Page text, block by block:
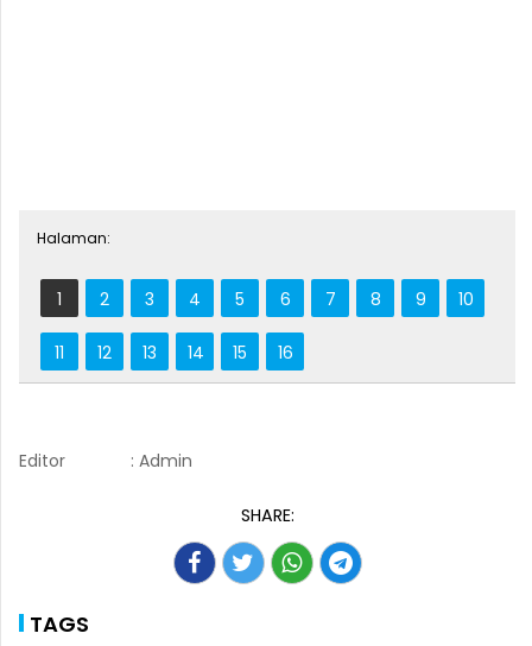
Halaman:
1 2 3 4 5 6 7 8 9 10
11 12 13 14 15 16
Editor : Admin
SHARE:
TAGS